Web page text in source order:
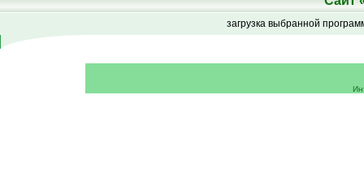
загрузка выбранной